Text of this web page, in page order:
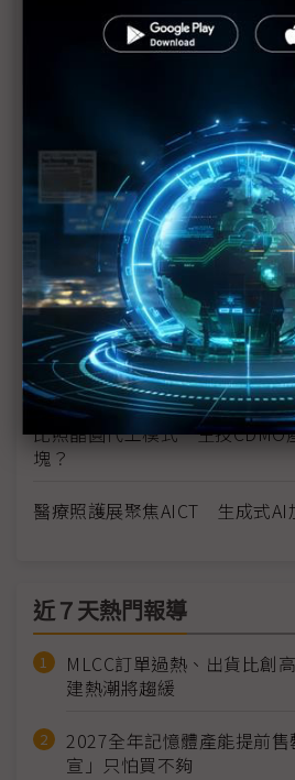
滙嘉健康獨創生理監測技術 攜
照護服務
英業達葉國一：生技業很多「富
聯華神通50年 苗豐強：面對
更多
產業薪資不到位 台灣逾6萬職
長庚、秀傳展AI醫療成果 盼做
比照晶圓代工模式 生技CDMO
塊？
醫療照護展聚焦AICT 生成式AI
近７天熱門報導
MLCC訂單過熱、出貨比
建熱潮將趨緩
2027全年記憶體產能提前
宣」只怕買不夠